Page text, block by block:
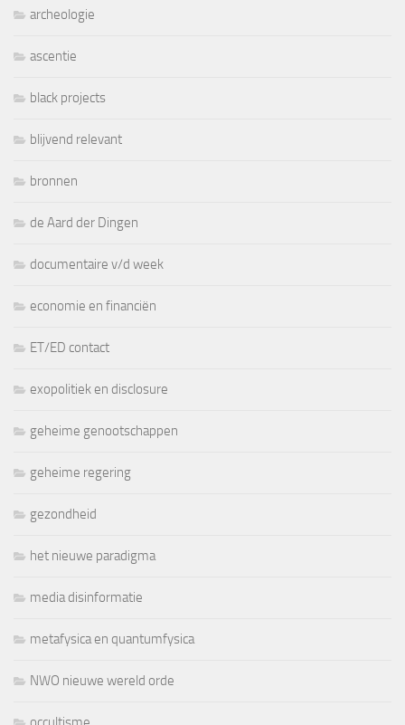
archeologie
ascentie
black projects
blijvend relevant
bronnen
de Aard der Dingen
documentaire v/d week
economie en financiën
ET/ED contact
exopolitiek en disclosure
geheime genootschappen
geheime regering
gezondheid
het nieuwe paradigma
media disinformatie
metafysica en quantumfysica
NWO nieuwe wereld orde